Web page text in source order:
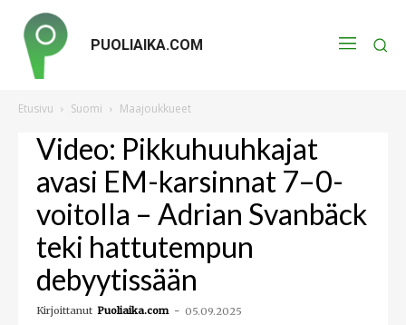
PUOLIAIKA.COM
Etusivu Suomi Maajoukkueet
Video: Pikkuhuuhkajat
avasi EM-karsinnat 7–0-
voitolla – Adrian Svanbäck
teki hattutempun
debyytissään
Kirjoittanut Puoliaika.com - 05.09.2025